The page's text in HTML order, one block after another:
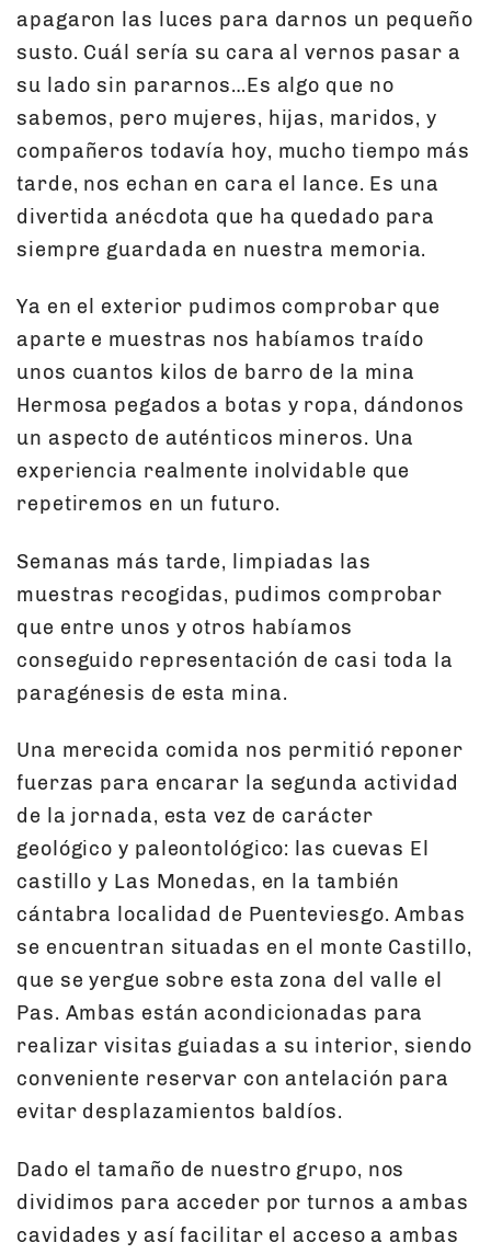
apagaron las luces para darnos un pequeño
susto. Cuál sería su cara al vernos pasar a
su lado sin pararnos…Es algo que no
sabemos, pero mujeres, hijas, maridos, y
compañeros todavía hoy, mucho tiempo más
tarde, nos echan en cara el lance. Es una
divertida anécdota que ha quedado para
siempre guardada en nuestra memoria.
Ya en el exterior pudimos comprobar que
aparte e muestras nos habíamos traído
unos cuantos kilos de barro de la mina
Hermosa pegados a botas y ropa, dándonos
un aspecto de auténticos mineros. Una
experiencia realmente inolvidable que
repetiremos en un futuro.
Semanas más tarde, limpiadas las
muestras recogidas, pudimos comprobar
que entre unos y otros habíamos
conseguido representación de casi toda la
paragénesis de esta mina.
Una merecida comida nos permitió reponer
fuerzas para encarar la segunda actividad
de la jornada, esta vez de carácter
geológico y paleontológico: las cuevas El
castillo y Las Monedas, en la también
cántabra localidad de Puenteviesgo. Ambas
se encuentran situadas en el monte Castillo,
que se yergue sobre esta zona del valle el
Pas. Ambas están acondicionadas para
realizar visitas guiadas a su interior, siendo
conveniente reservar con antelación para
evitar desplazamientos baldíos.
Dado el tamaño de nuestro grupo, nos
dividimos para acceder por turnos a ambas
cavidades y así facilitar el acceso a ambas